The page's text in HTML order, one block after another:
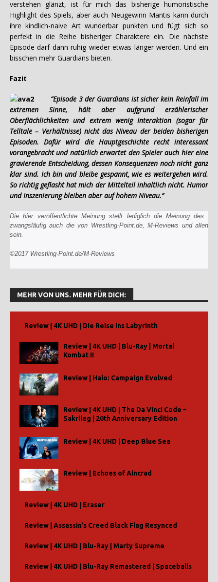
verstehen glänzt, ist für mich das bisherige humoristische
Highlight des Spiels, aber auch Neugewinn Mantis kann durch
ihre kindlich-naive Art wunderbar punkten und fügt sich so
perfekt in die Reihe bisheriger Charaktere ein. Die nächste
Episode darf dann ruhig wieder etwas länger werden. Und ein
bisschen mehr Guardians bieten.
Fazit
“Episode 3 der Guardians ist sicher kein Reinfall im
extremen Sinne, hält aber aufgrund erzählerischer
Oberflächlichkeiten und extrem wenig Interaktion (sogar für
Telltale – Verhältnisse) nicht das Niveau der beiden bisherigen
Episoden. Dafür wird die Hauptgeschichte recht interessant
vorangebracht und natürlich erwartet den Spieler auch hier eine
gravierende Entscheidung, dessen Konsequenzen noch nicht ganz
klar sind. Ich bin und bleibe gespannt, wie es weitergehen wird.
So richtig geflasht hat mich der Mittelteil inhaltlich nicht. Humor
und Inszenierung bleiben aber auf hohem Niveau.”
Die hier veröffentlichte Meinung stellt lediglich die Meinung des
zwangsläufig auch die von Wrestling-Point.de, M-Reviews und allen
sein.
©2017 Wrestling-Point.de/M-Reviews
MEHR VON UNS. MEHR FÜR DICH:
Review | 4K UHD | Die Reise ins Labyrinth
Review | 4K UHD | Blu-Ray | Mortal
Kombat II
Review | Halo: Campaign Evolved
Review | 4K UHD | The Da Vinci Code –
Sakrileg | 20th Anniversary Edition
Review | 4K UHD | Deep Blue Sea
Review | Echoes of Aincrad
Review | 4K UHD | Eraser
Review | Assassin’s Creed Black Flag Resynced
Review | 4K UHD | Blu-Ray | Marty Supreme
Review | 4K UHD | Blu-Ray Remastered | Spaceballs